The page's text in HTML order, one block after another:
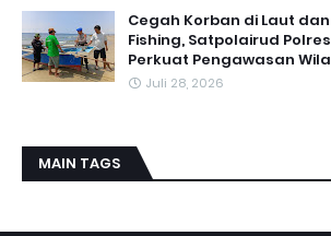
Cegah Korban di Laut
Fishing, Satpolairud
Perkuat Pengawasan
Juli 28, 2026
MAIN TAGS